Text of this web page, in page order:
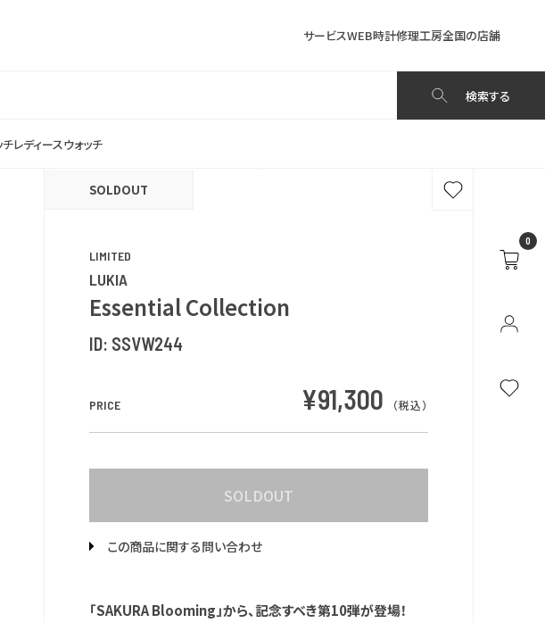
サービスWEB時計修理工房全国の店舗
検索する
チレディースウォッチ
0
SOLDOUT
LIMITED
LUKIA
Essential Collection
ID: SSVW244
PRICE ¥91,300 （税込）
SOLDOUT
この商品に関する問い合わせ
「SAKURA Blooming」から、記念すべき第10弾が登場！